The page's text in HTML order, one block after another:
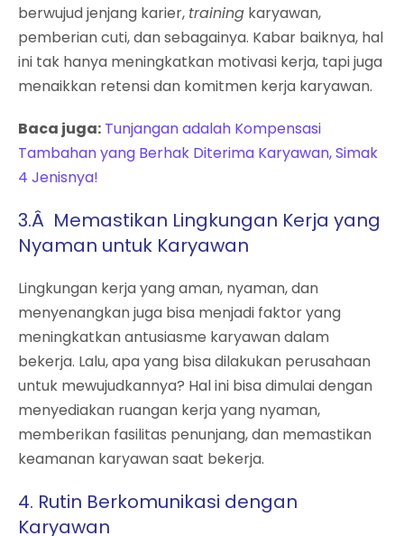
berwujud jenjang karier, training karyawan,
pemberian cuti, dan sebagainya. Kabar baiknya, hal
ini tak hanya meningkatkan motivasi kerja, tapi juga
menaikkan retensi dan komitmen kerja karyawan.
Baca juga: Tunjangan adalah Kompensasi
Tambahan yang Berhak Diterima Karyawan, Simak
4 Jenisnya!
3.Â Memastikan Lingkungan Kerja yang
Nyaman untuk Karyawan
Lingkungan kerja yang aman, nyaman, dan
menyenangkan juga bisa menjadi faktor yang
meningkatkan antusiasme karyawan dalam
bekerja. Lalu, apa yang bisa dilakukan perusahaan
untuk mewujudkannya? Hal ini bisa dimulai dengan
menyediakan ruangan kerja yang nyaman,
memberikan fasilitas penunjang, dan memastikan
keamanan karyawan saat bekerja.
4. Rutin Berkomunikasi dengan
Karyawan